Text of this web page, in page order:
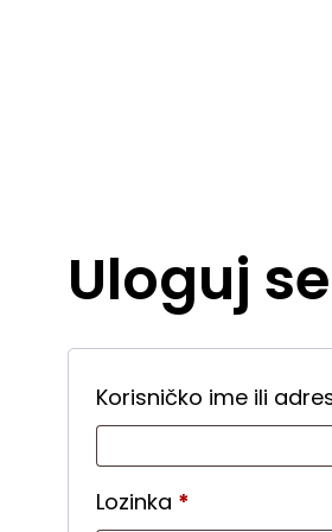
Uloguj se
Korisničko ime ili
Lozinka *